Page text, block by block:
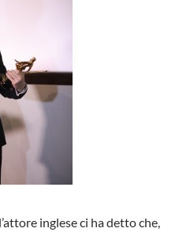
inglese ci ha detto che,